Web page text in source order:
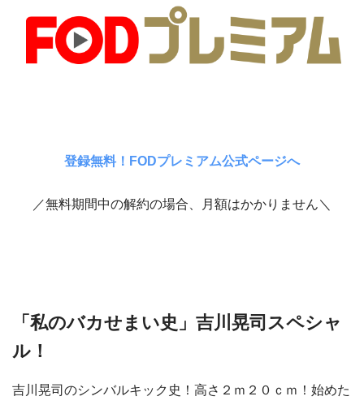
登録無料！FODプレミアム公式ページへ
／無料期間中の解約の場合、月額はかかりません＼
「私のバカせまい史」吉川晃司スペシャ
ル！
吉川晃司のシンバルキック史！高さ２ｍ２０ｃｍ！始めた